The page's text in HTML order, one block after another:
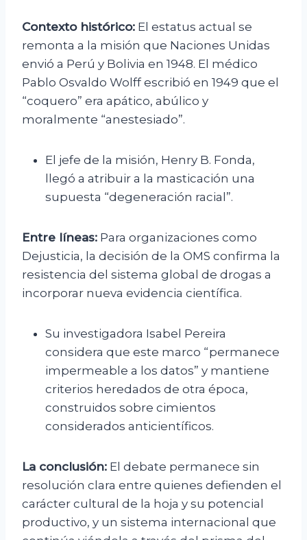
Contexto histórico: El estatus actual se
remonta a la misión que Naciones Unidas
envió a Perú y Bolivia en 1948. El médico
Pablo Osvaldo Wolff escribió en 1949 que el
“coquero” era apático, abúlico y
moralmente “anestesiado”.
El jefe de la misión, Henry B. Fonda,
llegó a atribuir a la masticación una
supuesta “degeneración racial”.
Entre líneas: Para organizaciones como
Dejusticia, la decisión de la OMS confirma la
resistencia del sistema global de drogas a
incorporar nueva evidencia científica.
Su investigadora Isabel Pereira
considera que este marco “permanece
impermeable a los datos” y mantiene
criterios heredados de otra época,
construidos sobre cimientos
considerados anticientíficos.
La conclusión: El debate permanece sin
resolución clara entre quienes defienden el
carácter cultural de la hoja y su potencial
productivo, y un sistema internacional que